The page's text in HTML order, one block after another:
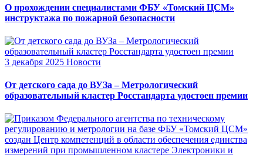
О прохождении специалистами ФБУ «Томский ЦСМ»
инструктажа по пожарной безопасности
3 декабря 2025 Новости
От детского сада до ВУЗа – Метрологический
образовательный кластер Росстандарта удостоен премии